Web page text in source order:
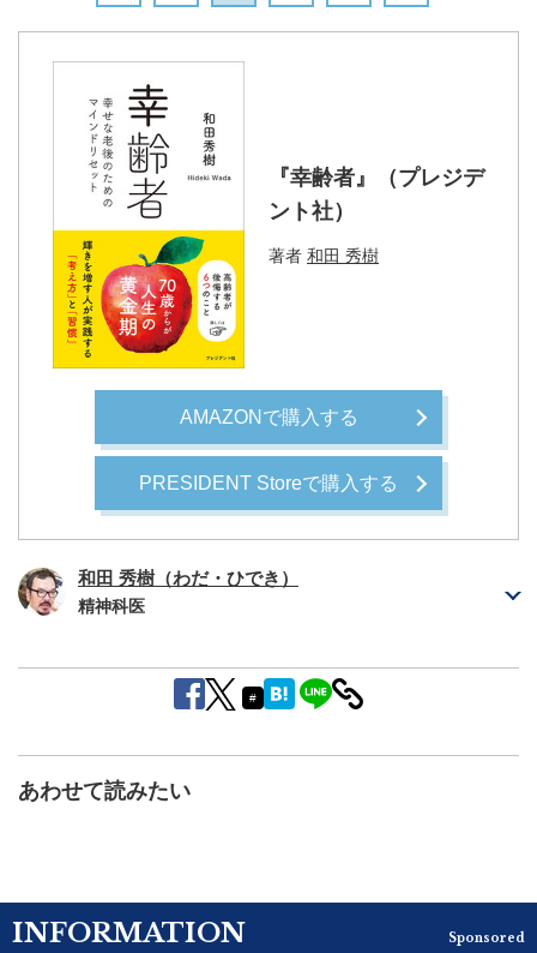
『幸齢者』（プレジデ
ント社）
著者 和田 秀樹
AMAZONで購入する
PRESIDENT Storeで購入する
和田 秀樹（わだ・ひでき）
精神科医
#
あわせて読みたい
INFORMATION Sponsored